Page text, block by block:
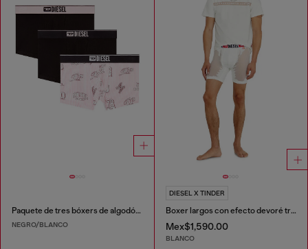
Paquete de tres bóxers de algodón elástico con estampado completo
NEGRO/BLANCO
DIESEL X TINDER
Boxer largos con efecto devoré translúcido
Mex$1,590.00
BLANCO